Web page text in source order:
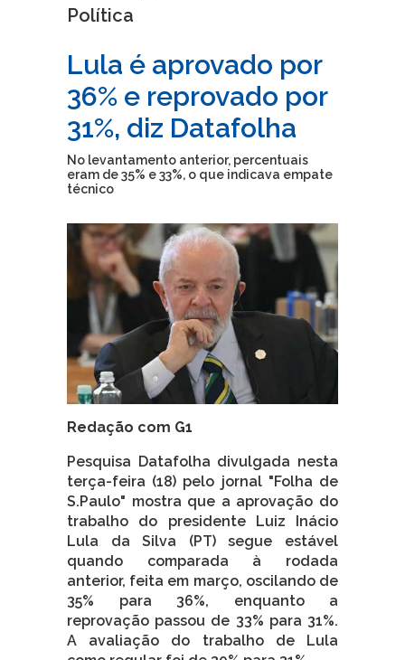
Política
Lula é aprovado por
36% e reprovado por
31%, diz Datafolha
No levantamento anterior, percentuais
eram de 35% e 33%, o que indicava empate
técnico
Redação com G1
Pesquisa Datafolha divulgada nesta
terça-feira (18) pelo jornal "Folha de
S.Paulo" mostra que a aprovação do
trabalho do presidente Luiz Inácio
Lula da Silva (PT) segue estável
quando comparada à rodada
anterior, feita em março, oscilando de
35% para 36%, enquanto a
reprovação passou de 33% para 31%.
A avaliação do trabalho de Lula